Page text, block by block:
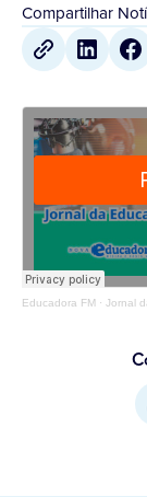
Compartilhar
Educadora FM · Jornal